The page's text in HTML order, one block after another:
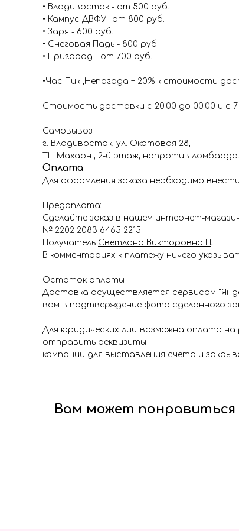
• Владивосток - от 500 руб.
• Кампус ДВФУ- от 800 руб.
• Заря - 600 руб.
• Снеговая Падь - 800 руб.
• Пригород - от 700 руб.
•Час Пик ,Непогода + 20% к стоимости
Стоимость доставки с 20:00 до 00:00 и с
Самовывоз:
г. Владивосток, ул. Окатовая 28,
ТЦ Махаон , 2-й этаж, напротив ломбарда.
Оплата
Для оформления заказа необходимо
Предоплата:
Сделайте заказ в нашем интернет-
№ 2202 2083 6465 2215.
Получатель Светлана Викторовна П.
В комментариях к платежу ничего
Остаток оплаты:
Доставка осуществляется сервисом
вам в подтверждение фото сделанного
Для юридических лиц возможна оплата
отправить реквизиты
компании для выставления счета и
Вам может понравиться